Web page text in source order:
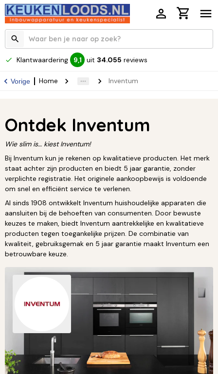
Klantwaardering 9,1 uit 34.055 reviews
Vorige Home Inventum
Ontdek Inventum
Wie slim is… kiest Inventum!
Bij Inventum kun je rekenen op kwalitatieve producten. Het merk
staat achter zijn producten en biedt 5 jaar garantie, zonder
verplichte registratie. Het originele aankoopbewijs is voldoende
om snel en efficiënt service te verlenen.
Al sinds 1908 ontwikkelt Inventum huishoudelijke apparaten die
aansluiten bij de behoeften van consumenten. Door bewuste
keuzes te maken, biedt Inventum aantrekkelijke en kwalitatieve
producten tegen toegankelijke prijzen. De combinatie van
kwaliteit, gebruiksgemak en 5 jaar garantie maakt Inventum een
betrouwbare keuze.